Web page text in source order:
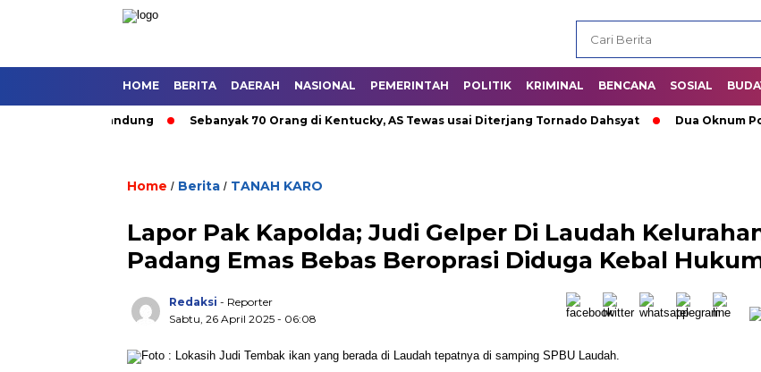
HOME BERITA DAERAH NASIONAL PEMERINTAH POLITIK KRIMINAL BENCANA SOSIAL
Umum di Bandung Sebanyak 70 Orang di Kentucky, AS Tewas usai Diterjang Tornado Dahsyat Dua Oknum
Home / Berita / TANAH KARO
Lapor Pak Kapolda; Judi Gelper Di Laudah
Padang Emas Bebas Beroprasi Diduga Kebal
Redaksi - Reporter
Sabtu, 26 April 2025 - 06:08